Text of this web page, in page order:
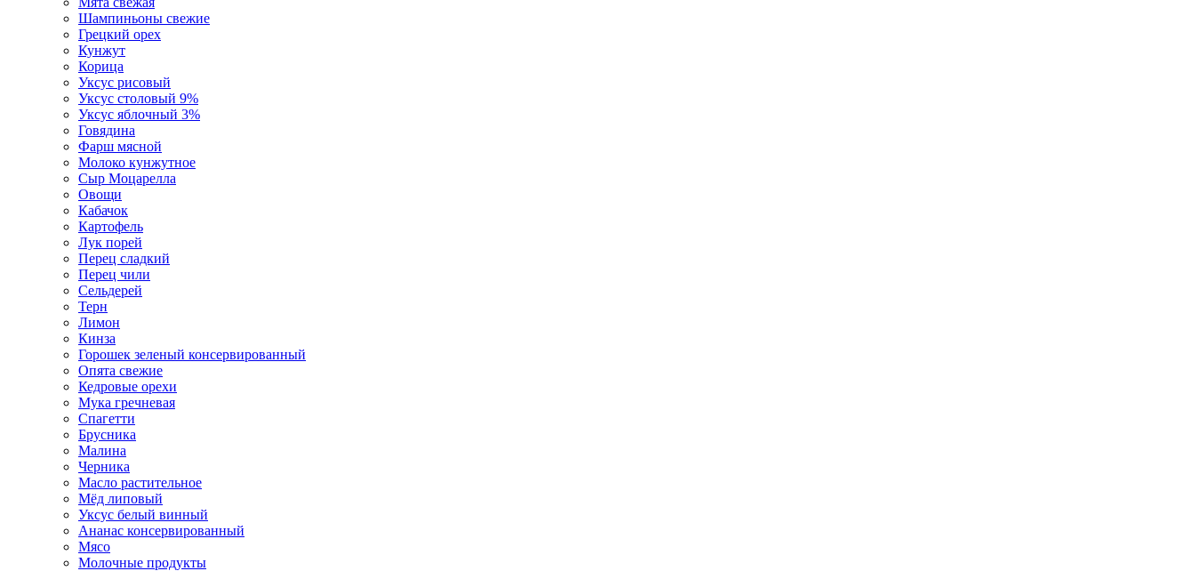
Шампиньоны свежие
Грецкий орех
Кунжут
Корица
Уксус рисовый
Уксус столовый 9%
Уксус яблочный 3%
Говядина
Фарш мясной
Молоко кунжутное
Сыр Моцарелла
Овощи
Кабачок
Картофель
Лук порей
Перец сладкий
Перец чили
Сельдерей
Терн
Лимон
Кинза
Горошек зеленый консервированный
Опята свежие
Кедровые орехи
Мука гречневая
Спагетти
Брусника
Малина
Черника
Масло растительное
Мёд липовый
Уксус белый винный
Ананас консервированный
Мясо
Молочные продукты